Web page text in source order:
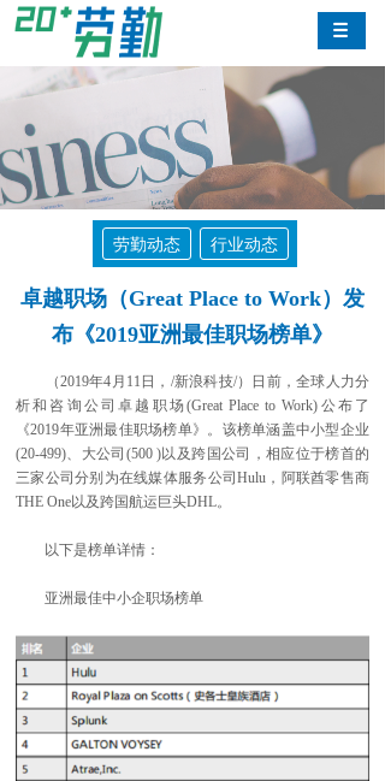
劳勤动态 行业动态
卓越职场（Great Place to Work）发
布《2019亚洲最佳职场榜单》
（2019年4月11日，/新浪科技/）日前，全球人力分
析和咨询公司卓越职场(Great Place to Work)公布了
《2019年亚洲最佳职场榜单》。该榜单涵盖中小型企业
(20-499)、大公司(500 )以及跨国公司，相应位于榜首的
三家公司分别为在线媒体服务公司Hulu，阿联酋零售商
THE One以及跨国航运巨头DHL。
以下是榜单详情：
亚洲最佳中小企职场榜单